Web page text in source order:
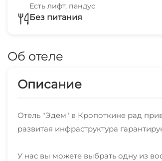
Есть лифт, пандус
Без питания
Об отеле
Описание
Отель "Эдем" в Кропоткине рад
развитая инфраструктура
У нас вы можете выбрать одну из